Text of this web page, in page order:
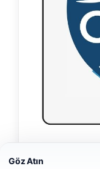
26/05/2026
Göz Atın